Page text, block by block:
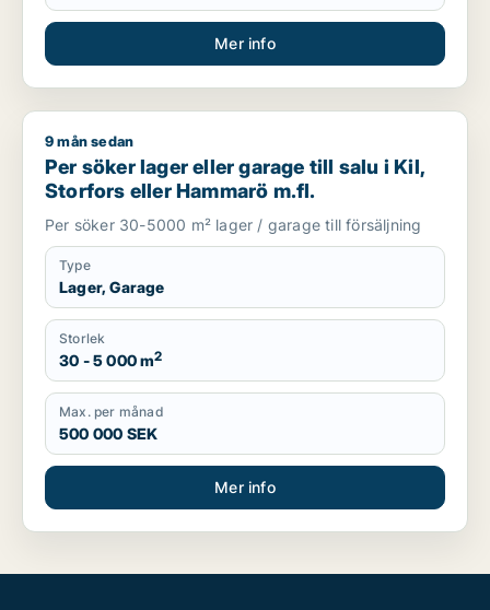
Mer info
Per söker lager eller garage till salu i Kil, Storfors eller
9 mån sedan
Per söker lager eller garage till salu i Kil,
Storfors eller Hammarö m.fl.
Per söker 30-5000 m² lager / garage till försäljning
Type
Lager, Garage
Storlek
30 - 5 000 m2
Max. per månad
500 000 SEK
Mer info